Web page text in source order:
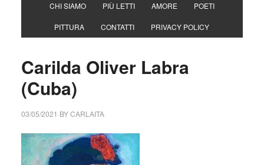
CHI SIAMO PIÙ LETTI AMORE POETI
PITTURA CONTATTI PRIVACY POLICY
Carilda Oliver Labra
(Cuba)
03/05/2021 BYCARLAITA